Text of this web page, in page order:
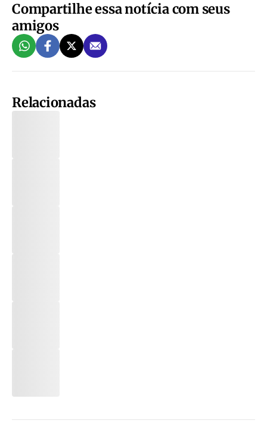
Compartilhe essa notícia com seus
amigos
Relacionadas